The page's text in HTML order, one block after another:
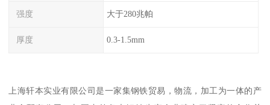
强度 大于280兆帕
厚度 0.3-1.5mm
上海轩本实业有限公司是一家集钢铁贸易，物流，加工为一体的产